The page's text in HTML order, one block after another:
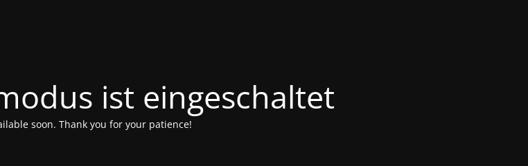
ist eingeschaltet
soon. Thank you for your patience!